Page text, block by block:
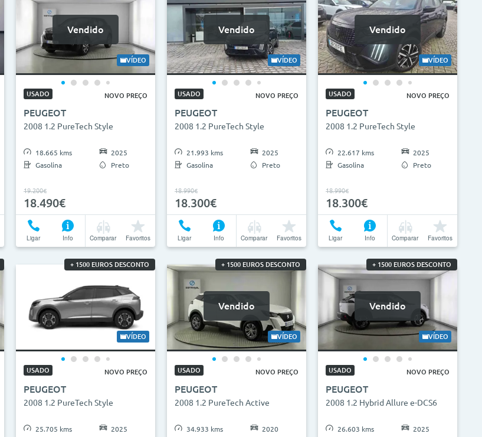
Vendido
VÍDEO
USADO NOVO PREÇO
PEUGEOT
2008 1.2 PureTech Style
18.665 kms
Gasolina
2025
Preto
19.200€
18.490€
Ligar Info Comparar Favoritos
Vendido
VÍDEO
USADO NOVO PREÇO
PEUGEOT
2008 1.2 PureTech Style
21.993 kms
Gasolina
2025
Preto
18.990€
18.300€
Ligar Info Comparar Favoritos
Vendido
VÍDEO
USADO NOVO PREÇO
PEUGEOT
2008 1.2 PureTech Style
22.617 kms
Gasolina
2025
Preto
18.990€
18.300€
Ligar Info Comparar Favoritos
+ 1500 EUROS DESCONTO
VÍDEO
USADO NOVO PREÇO
PEUGEOT
2008 1.2 PureTech Style
25.705 kms
2025
+ 1500 EUROS DESCONTO
Vendido
VÍDEO
USADO NOVO PREÇO
PEUGEOT
2008 1.2 PureTech Active
34.933 kms
2020
+ 1500 EUROS DESCONTO
Vendido
VÍDEO
USADO NOVO PREÇO
PEUGEOT
2008 1.2 Hybrid Allure e-DCS6
26.603 kms
2025